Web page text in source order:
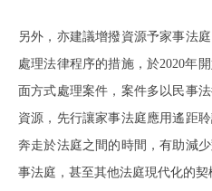
另外，亦建議增撥資源予家事法
處理法律程序的措施，於2020年
面方式處理案件，案件多以民事
資源，先行讓家事法庭應用遙距
奔走於法庭之間的時間，有助減
事法庭，甚至其他法庭現代化的契